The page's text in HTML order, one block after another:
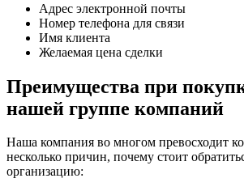
Адрес электронной почты
Номер телефона для связи
Имя клиента
Желаемая цена сделки
Преимущества при
нашей группе компаний
Наша компания во многом превосходит
несколько причин, почему стоит
организацию: